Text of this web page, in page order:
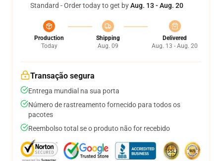
Standard - Order today to get byAug. 13 - Aug. 20
Production
Today
Shipping
Aug. 09
Delivered
Aug. 13 - Aug. 20
Transação segura
Entrega mundial na sua porta
Número de rastreamento fornecido para todos os
pacotes
Reembolso total se o produto não for recebido